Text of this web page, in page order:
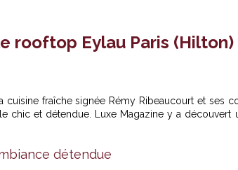
rooftop Eylau Paris
cuisine fraîche signée Rémy Ribeaucourt et ses
chic et détendue. Luxe Magazine y a découvert
détendue